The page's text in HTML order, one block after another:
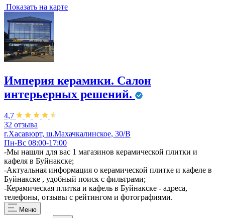
Показать на карте
Империя керамики. Салон
интерьерных решений.
4,7
32 отзыва
г.Хасавюрт, ш.Махачкалинское, 30/В
Пн-Вс 08:00-17:00
​-Мы нашли для вас 1 магазинов керамической плитки и
кафеля в Буйнакске;
-Актуальная информация о керамической плитке и кафеле в
Буйнакске , удобный поиск с фильтрами;
-Керамическая плитка и кафель в Буйнакске - адреса,
телефоны, отзывы с рейтингом и фотографиями.
Меню